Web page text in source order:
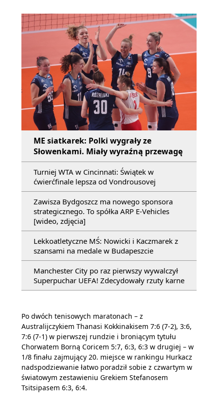
ME siatkarek: Polki wygrały ze
Słowenkami. Miały wyraźną przewagę
Turniej WTA w Cincinnati: Świątek w
ćwierćfinale lepsza od Vondrousovej
Zawisza Bydgoszcz ma nowego sponsora
strategicznego. To spółka ARP E-Vehicles
[wideo, zdjęcia]
Lekkoatletyczne MŚ: Nowicki i Kaczmarek z
szansami na medale w Budapeszcie
Manchester City po raz pierwszy wywalczył
Superpuchar UEFA! Zdecydowały rzuty karne
Po dwóch tenisowych maratonach – z
Australijczykiem Thanasi Kokkinakisem 7:6 (7-2), 3:6,
7:6 (7-1) w pierwszej rundzie i broniącym tytułu
Chorwatem Borną Coricem 5:7, 6:3, 6:3 w drugiej – w
1/8 finału zajmujący 20. miejsce w rankingu Hurkacz
nadspodziewanie łatwo poradził sobie z czwartym w
światowym zestawieniu Grekiem Stefanosem
Tsitsipasem 6:3, 6:4.